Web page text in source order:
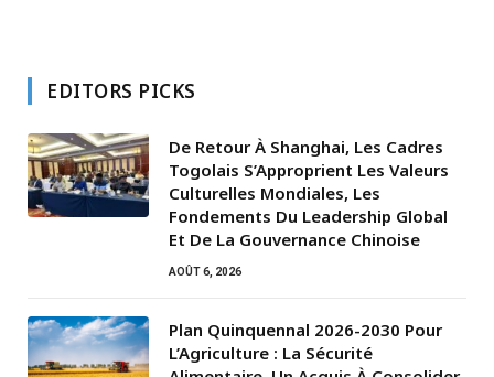
EDITORS PICKS
De Retour À Shanghai, Les Cadres
Togolais S’Approprient Les Valeurs
Culturelles Mondiales, Les
Fondements Du Leadership Global
Et De La Gouvernance Chinoise
AOÛT 6, 2026
Plan Quinquennal 2026-2030 Pour
L’Agriculture : La Sécurité